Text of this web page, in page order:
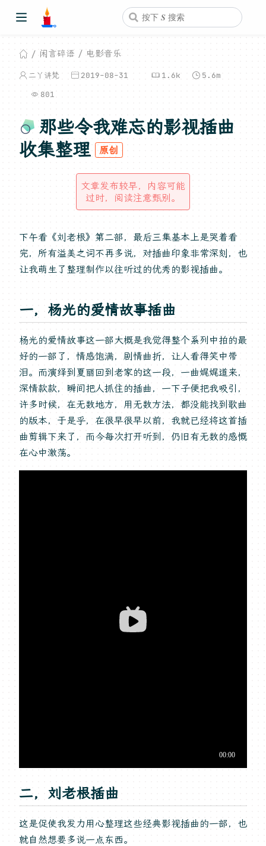
闲言碎语 电影音乐
二丫讲梵 2019-08-31 1.6k 5.6m
801
那些令我难忘的影视插曲
收集整理
原创
文章发布较早，内容可能
过时，阅读注意甄别。
下午看《刘老根》第二部，最后三集基本上是哭着看
完，所有溢美之词不再多说，对插曲印象非常深刻，也
让我萌生了整理制作以往听过的优秀的影视插曲。
一，杨光的爱情故事插曲
杨光的爱情故事这一部大概是我觉得整个系列中拍的最
好的一部了，情感饱满，剧情曲折，让人看得笑中带
泪。而演绎到夏丽回到老家的这一段，一曲娓娓道来，
深情款款，瞬间把人抓住的插曲，一下子便把我吸引，
许多时候，在无数地方，用无数方法，都没能找到歌曲
的版本，于是乎，在很早很早以前，我就已经将这首插
曲剪辑下来了，而今每次打开听到，仍旧有无数的感慨
在心中激荡。
二，刘老根插曲
这是促使我发力用心整理这些经典影视插曲的一部，也
就自然想要多说一点东西。